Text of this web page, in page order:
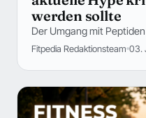
werden sollte
Der Umgang mit
Fitpedia Redaktionsteam 03.